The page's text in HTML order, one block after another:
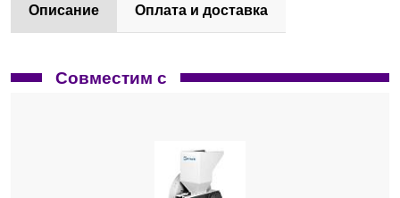
Описание Оплата и доставка
Совместим с